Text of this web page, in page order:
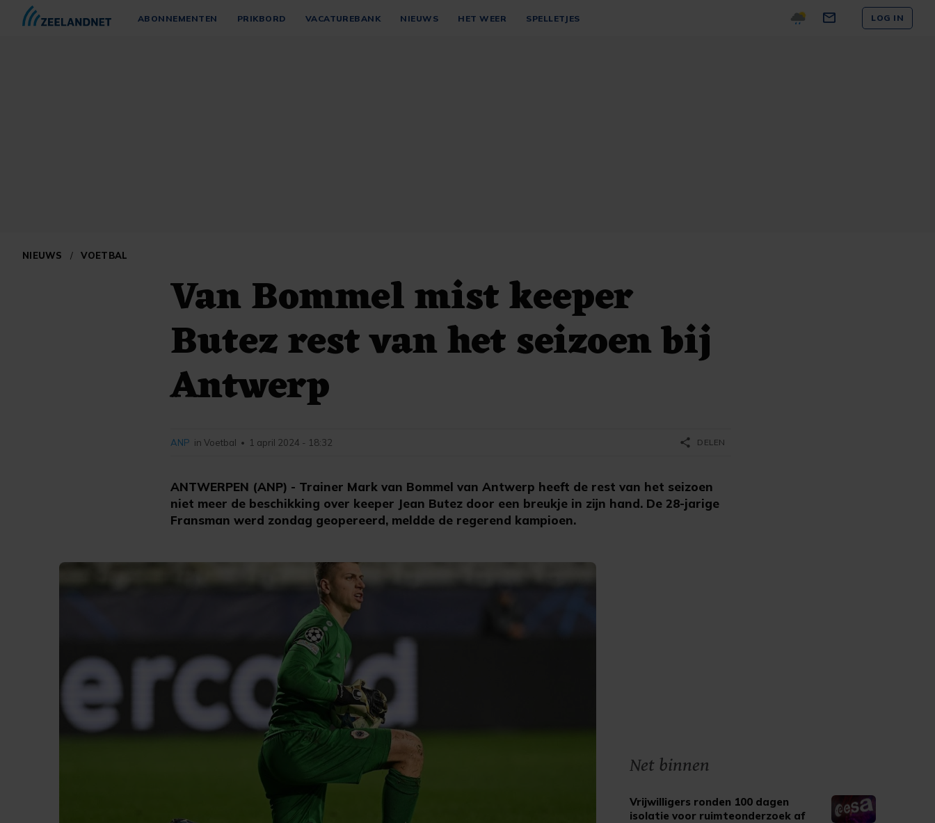
ABONNEMENTEN PRIKBORD VACATUREBANK NIEUWS HET WEER SPELLETJES LOG IN
NIEUWS / VOETBAL
Van Bommel mist keeper
Butez rest van het seizoen bij
Antwerp
ANTWERPEN (ANP) - Trainer Mark van Bommel van Antwerp heeft de rest van het seizoen
niet meer de beschikking over keeper Jean Butez door een breukje in zijn hand. De 28-jarige
Fransman werd zondag geopereerd, meldde de regerend kampioen.
ANP in Voetbal • 1 april 2024 - 18:32 share DELEN
Net binnen
Vrijwilligers ronden 100 dagen
isolatie voor ruimteonderzoek af